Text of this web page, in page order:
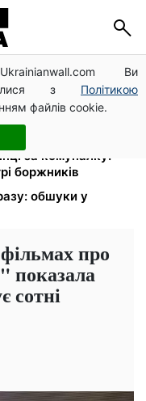
Ви
з Політикою
файлів cookie.
скасувала
кияни масово
за проїзд
за комуналку:
боржників
обшуки у
про
показала
сотні